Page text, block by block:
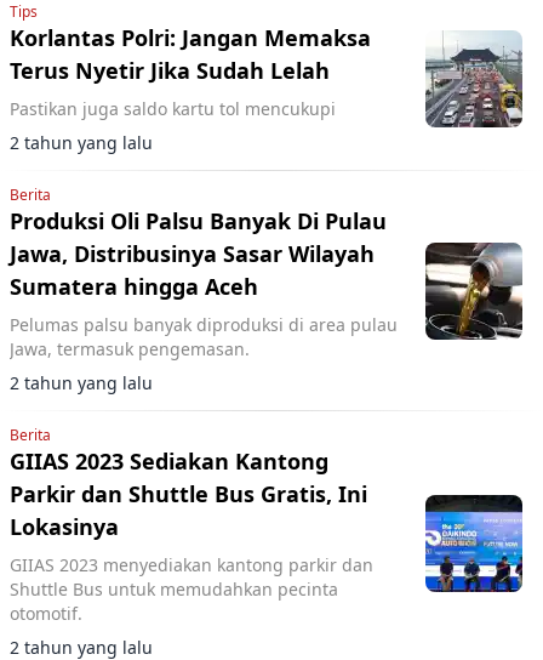
Tips
Korlantas Polri: Jangan Memaksa
Terus Nyetir Jika Sudah Lelah
Pastikan juga saldo kartu tol mencukupi
2 tahun yang lalu
Berita
Produksi Oli Palsu Banyak Di Pulau
Jawa, Distribusinya Sasar Wilayah
Sumatera hingga Aceh
Pelumas palsu banyak diproduksi di area pulau
Jawa, termasuk pengemasan.
2 tahun yang lalu
Berita
GIIAS 2023 Sediakan Kantong
Parkir dan Shuttle Bus Gratis, Ini
Lokasinya
GIIAS 2023 menyediakan kantong parkir dan
Shuttle Bus untuk memudahkan pecinta
otomotif.
2 tahun yang lalu